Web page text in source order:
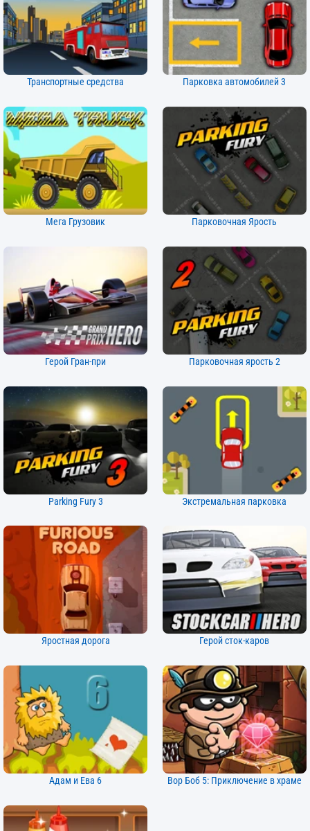
Транспортные средства Парковка автомобилей 3
Мега Грузовик Парковочная Ярость
Герой Гран-при Парковочная ярость 2
Parking Fury 3 Экстремальная парковка
Яростная дорога Герой сток-каров
Адам и Ева 6 Вор Боб 5: Приключение в храме